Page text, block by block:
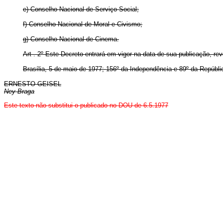
e) Conselho Nacional de Serviço Social;
f) Conselho Nacional de Moral e Civismo;
g) Conselho Nacional de Cinema.
Art . 2º Este Decreto entrará em vigor na data de sua publicação,
Brasília, 5 de maio de 1977; 156º da Independência e 89º da
ERNESTO GEISEL
Ney Braga
Este texto não substitui o publicado no DOU de 6.5.1977